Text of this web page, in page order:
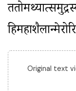
Original text